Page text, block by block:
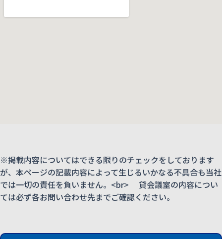
※掲載内容についてはできる限りのチェックをしております
が、本ページの記載内容によって生じるいかなる不具合も当社
では一切の責任を負いません。<br> 貸会議室の内容につい
ては必ず各お問い合わせ先までご確認ください。